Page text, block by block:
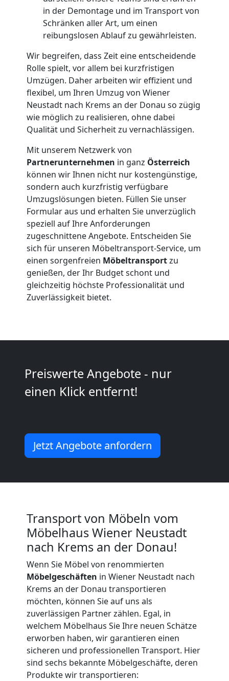
in der Demontage und im Transport von
Schränken aller Art, um einen
reibungslosen Ablauf zu gewährleisten.
Wir begreifen, dass Zeit eine entscheidende
Rolle spielt, vor allem bei kurzfristigen
Umzügen. Daher arbeiten wir effizient und
flexibel, um Ihren Umzug von Wiener
Neustadt nach Krems an der Donau so zügig
wie möglich zu realisieren, ohne dabei
Qualität und Sicherheit zu vernachlässigen.
Mit unserem Netzwerk von
Partnerunternehmen in ganz Österreich
können wir Ihnen nicht nur kostengünstige,
sondern auch kurzfristig verfügbare
Umzugslösungen bieten. Füllen Sie unser
Formular aus und erhalten Sie unverzüglich
speziell auf Ihre Anforderungen
zugeschnittene Angebote. Entscheiden Sie
sich für unseren Möbeltransport-Service, um
einen sorgenfreien Möbeltransportzu
genießen, der Ihr Budget schont und
gleichzeitig höchste Professionalität und
Zuverlässigkeit bietet.
Preiswerte Angebote - nur
einen Klick entfernt!
Jetzt Angebote anfordern
Transport von Möbeln vom
Möbelhaus Wiener Neustadt
nach Krems an der Donau!
Wenn Sie Möbel von renommierten
Möbelgeschäften in Wiener Neustadt nach
Krems an der Donau transportieren
möchten, können Sie auf uns als
zuverlässigen Partner zählen. Egal, in
welchem Möbelhaus Sie Ihre neuen Schätze
erworben haben, wir garantieren einen
sicheren und professionellen Transport. Hier
sind sechs bekannte Möbelgeschäfte, deren
Produkte wir transportieren:
Neustadt
Kleiner
Umzug
Wiener
Neustadt
Küchenumzug
Wiener
Neustadt
Umzug
und
Wiener
Neustadt
Full-
Service-
Umzug
Wiener
Neustadt
Qualitäts-
Umzüge
Wiener
Neustadt
Vereinsumzug